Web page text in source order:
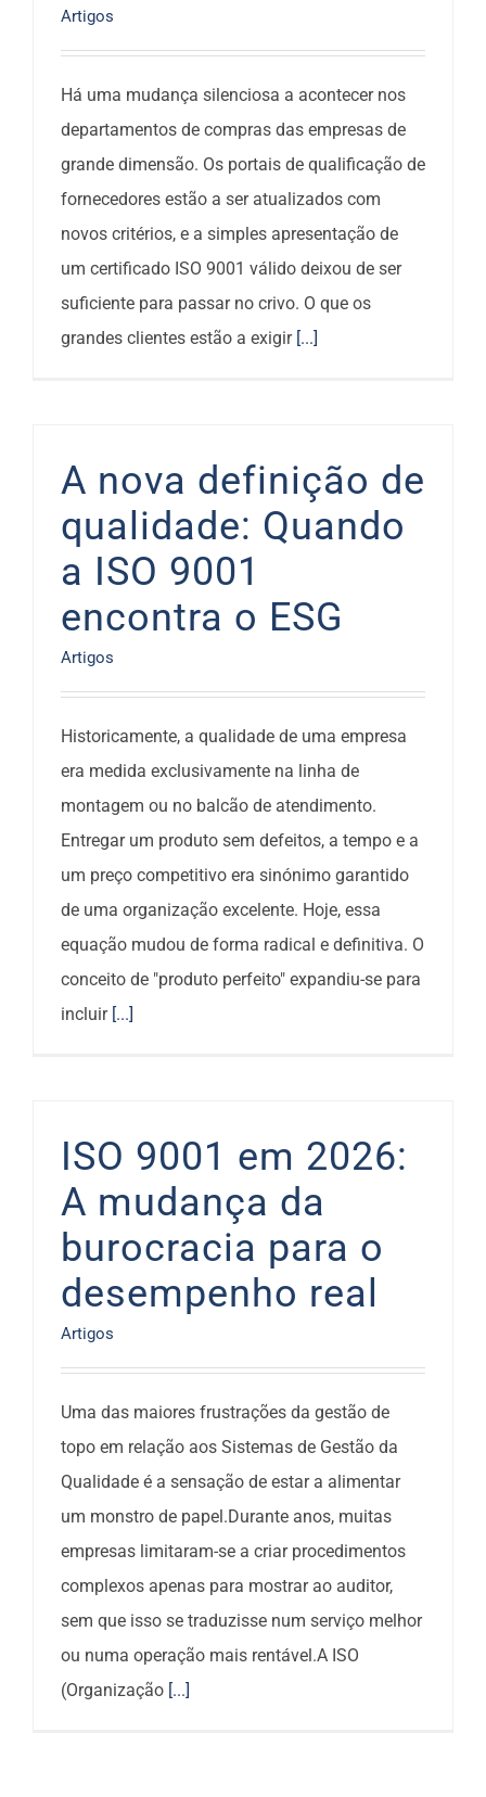
Artigos
Há uma mudança silenciosa a acontecer nos
departamentos de compras das empresas de
grande dimensão. Os portais de qualificação de
fornecedores estão a ser atualizados com
novos critérios, e a simples apresentação de
um certificado ISO 9001 válido deixou de ser
suficiente para passar no crivo. O que os
grandes clientes estão a exigir [...]
A nova definição de
qualidade: Quando
a ISO 9001
encontra o ESG
Artigos
Historicamente, a qualidade de uma empresa
era medida exclusivamente na linha de
montagem ou no balcão de atendimento.
Entregar um produto sem defeitos, a tempo e a
um preço competitivo era sinónimo garantido
de uma organização excelente. Hoje, essa
equação mudou de forma radical e definitiva. O
conceito de "produto perfeito" expandiu-se para
incluir [...]
ISO 9001 em 2026:
A mudança da
burocracia para o
desempenho real
Artigos
Uma das maiores frustrações da gestão de
topo em relação aos Sistemas de Gestão da
Qualidade é a sensação de estar a alimentar
um monstro de papel.Durante anos, muitas
empresas limitaram-se a criar procedimentos
complexos apenas para mostrar ao auditor,
sem que isso se traduzisse num serviço melhor
ou numa operação mais rentável.A ISO
(Organização [...]